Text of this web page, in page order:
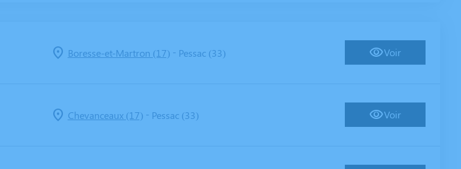
Boresse-et-Martron (17)- Pessac (33) Voir
Chevanceaux (17)- Pessac (33) Voir